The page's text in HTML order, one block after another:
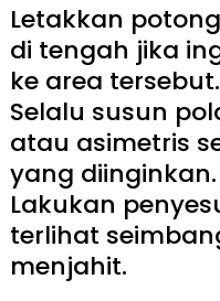
Letakkan
di tengah jika
ke area tersebut.
Selalu susun
atau asimetris
yang diinginkan.
Lakukan
terlihat
menjahit.